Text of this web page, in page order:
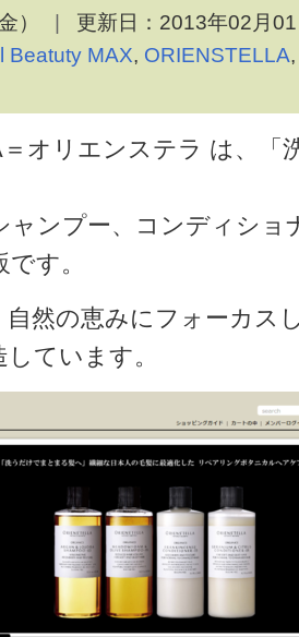
） 更新日： 2013年02月
Beatuty MAX, ORIENSTELLA
オリエンステラ は、「
ャンプー、コンディショ
す。
自然の恵みにフォーカス
ています。